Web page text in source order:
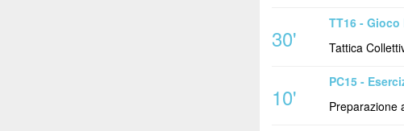
30'
TT16 - Gioco
Tattica
10'
PC15 -
Preparazione